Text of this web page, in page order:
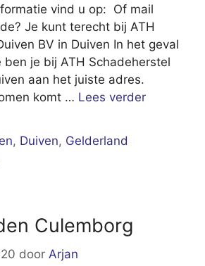
vind u op: Of mail
Je kunt terecht bij ATH
BV in Duiven In het geval
je bij ATH Schadeherstel
aan het juiste adres.
komt … Lees verder
, Duiven, Gelderland
Culemborg
door Arjan